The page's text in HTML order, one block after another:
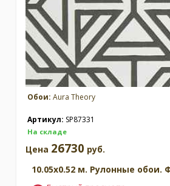
Обои: Aura Theory
Артикул: SP87331
На складе
Цена 26730 руб.
10.05x0.52 м. Рулонные обои.